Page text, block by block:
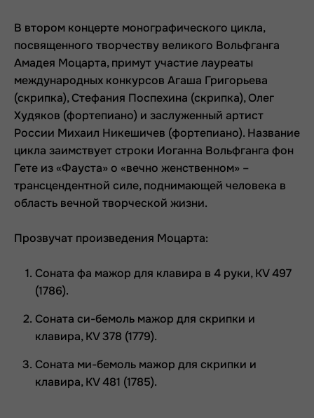
В втором концерте монографического цикла,
посвященного творчеству великого Вольфганга
Амадея Моцарта, примут участие лауреаты
международных конкурсов Агаша Григорьева
(скрипка), Стефания Поспехина (скрипка), Олег
Худяков (фортепиано) и заслуженный артист
России Михаил Никешичев (фортепиано). Название
цикла заимствует строки Иоганна Вольфганга фон
Гете из «Фауста» о «вечно женственном» –
трансцендентной силе, поднимающей человека в
область вечной творческой жизни.
Прозвучат произведения Моцарта:
Соната фа мажор для клавира в 4 руки, КV 497
(1786).
Соната си-бемоль мажор для скрипки и
клавира, KV 378 (1779).
Соната ми-бемоль мажор для скрипки и
клавира, КV 481 (1785).